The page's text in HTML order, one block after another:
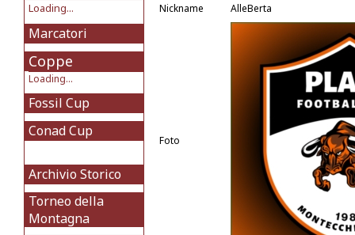
Loading...
Marcatori
Coppe
Loading...
Fossil Cup
Conad Cup
Archivio Storico
Torneo della
Montagna
Nickname
AlleBerta
Foto